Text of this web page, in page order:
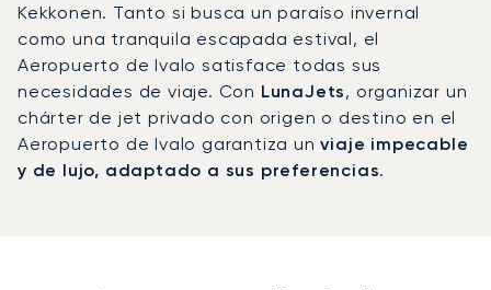
Kekkonen. Tanto si busca un paraíso invernal
como una tranquila escapada estival, el
Aeropuerto de Ivalo satisface todas sus
necesidades de viaje. Con LunaJets, organizar un
chárter de jet privado con origen o destino en el
Aeropuerto de Ivalo garantiza unviaje impecable
y de lujo, adaptado a sus preferencias.